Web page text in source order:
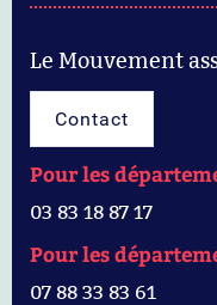
Le Mouvement
Contact
Pour les
03 83 18 87 17
Pour les
07 88 33 83 61